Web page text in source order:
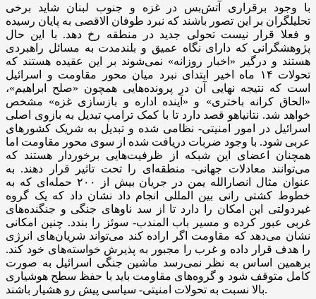
با وجود برقراری آتش‌بس در غزه و جنوب لبنان شاید برخی
تحلیلگران بر این تصور باشند که نبرد طوفان الاقصی به پایان رسیده
و فعلا قرار نیست تحولی جدید در منطقه رخ دهد. با این حال
پژوهشگرانی که دارای نگاه عمیق و بلندمدت به مسائل راهبردی
هستند و درگیر «اخبار روزانه» نمی‌شوند بر این عقیده هستند که
تحولات ۱۴ ماه اخیر ابتدای نبرد میان محور مقاومت و اسرائیل
است که نتیجه نهایی آن در پرونده‌هایی همچون «صلح ابراهیم»،
«الحاق کرانه باختری» و «آینده اداره و بازسازی غزه» مشخص
خواهد شد. نتانیاهو قصد دارد تا با کمک ترامپ تبدیل به بازوی اصلی
اسرائیل در امور امنیتی- نظامی شده و تبدیل به شریک کشورهای
عربی شود. با وجود ضربات دریافت شده از سوی محور مقاومت اما
همچنان اعضای این شبکه از ظرفیت‌هایی برخوردار هستند که
می‌توانند معادلات جهانی- منطقه‌ای را تحت تاثیر قرار دهند. به
عنوان مثال انصارالله یمن در جریان بیش از ۲۰۰ حمله‌ای که به
خطوط کشتی رانی بین المللی انجام داد نشان داد که یک گروه
غیردولتی این امکان را دارد تا از سد ناوهای جنگی و جنگنده‌های
غربی عبور کرده و مسیر باب المندب- سوئز را بندد. چنین امکانی
نشان می‌دهد که مقاومت اگر اراده کند می‌تواند شریان‌های انرژی
را هدف قرار داده و غرب را مجبور به پذیرش خواسته‌های خود کند.
برهمین اساس به نظر نمی‌رسد ماشین جنگی اسرائیل به صورت
کامل متوقف شود و گروه‌های مقاومت باید با حفظ سطح هوشیاری
بالا نسبت به تحولات امنیتی- سیاسی پیش رو هشیار باشند.